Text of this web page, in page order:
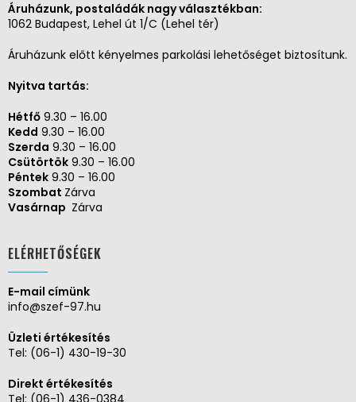
Áruházunk, postaládák nagy választékban:
1062 Budapest, Lehel út 1/C (Lehel tér)
Áruházunk előtt kényelmes parkolási lehetőséget biztosítunk.
Nyitva tartás:
Hétfő 9.30 – 16.00
Kedd 9.30 – 16.00
Szerda 9.30 – 16.00
Csütörtök 9.30 – 16.00
Péntek 9.30 – 16.00
Szombat Zárva
Vasárnap Zárva
ELÉRHETŐSÉGEK
E-mail címünk
info@szef-97.hu
Üzleti értékesítés
Tel: (06-1) 430-19-30
Direkt értékesítés